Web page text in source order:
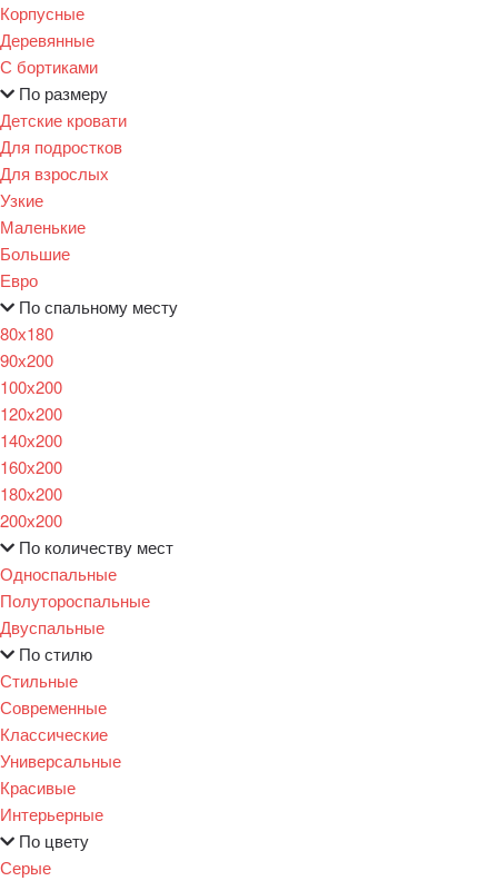
Корпусные
Деревянные
С бортиками
По размеру
Детские кровати
Для подростков
Для взрослых
Узкие
Маленькие
Большие
Евро
По спальному месту
80х180
90х200
100х200
120x200
140х200
160х200
180х200
200х200
По количеству мест
Односпальные
Полутороспальные
Двуспальные
По стилю
Стильные
Современные
Классические
Универсальные
Красивые
Интерьерные
По цвету
Серые